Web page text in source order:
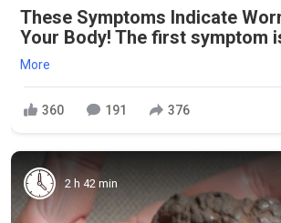
These Symptoms Indicate
Your Body! The first symptom
More
360 191 376
2 h 42 min